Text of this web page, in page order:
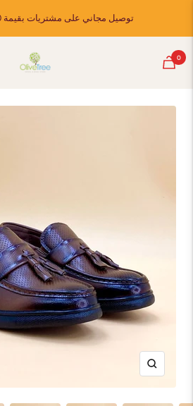
توصيل مجاني على مشتريات بقيمة 38.00 دينار فأكثر
Olive
0
Zoom